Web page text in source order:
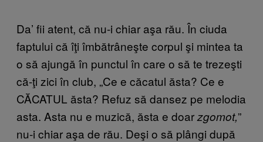
Da’ fii atent, că nu-i chiar aşa rău. În ciuda
faptului că îţi îmbătrâneşte corpul şi mintea ta
o să ajungă în punctul în care o să te trezeşti
că-ţi zici în club, „Ce e căcatul ăsta? Ce e
CĂCATUL ăsta? Refuz să dansez pe melodia
asta. Asta nu e muzică, ăsta e doarzgomot,”
nu-i chiar aşa de rău. Deşi o să plângi după